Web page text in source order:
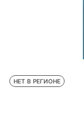
НЕТ В РЕГИОНЕ